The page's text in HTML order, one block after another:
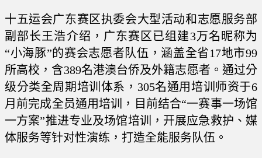
十五运会广东赛区执委会大型活动和志愿服务部
副部长王浩介绍，广东赛区已组建3万名昵称为
“小海豚”的赛会志愿者队伍，涵盖全省17地市99
所高校，含389名港澳台侨及外籍志愿者。通过分
级分类全周期培训体系，305名通用培训师资于6
月前完成全员通用培训，目前结合“一赛事一场馆
一方案”推进专业及场馆培训，开展应急救护、媒
体服务等针对性演练，打造全能服务队伍。